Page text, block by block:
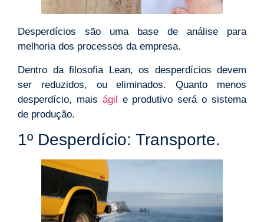
Desperdícios são uma base de análise para
melhoria dos processos da empresa.
Dentro da filosofia Lean, os desperdícios devem
ser reduzidos, ou eliminados. Quanto menos
desperdício, mais ágil e produtivo será o sistema
de produção.
1º Desperdício: Transporte.